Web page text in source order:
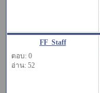
FF_Staff
ตอบ: 0
อ่าน: 52